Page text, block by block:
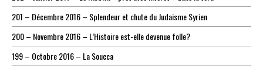
201 – Décembre 2016 – Splendeur et chute du Judaisme Syrien
200 – Novembre 2016 – L’Histoire est-elle devenue folle?
199 – Octobre 2016 – La Soucca